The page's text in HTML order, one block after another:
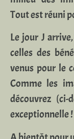
Tout est réuni
Le jour J
celles des
venus pour le
Comme les
découvrez
exceptionnelle !